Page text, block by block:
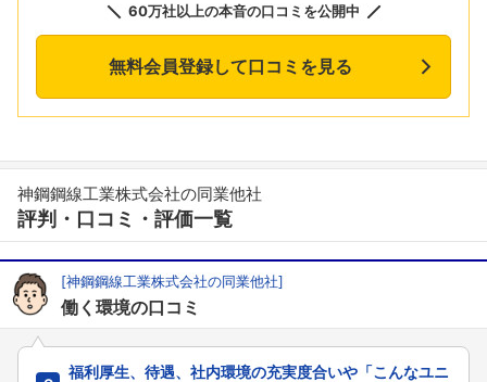
60万社以上の本音の口コミを公開中
無料会員登録して口コミを見る
神鋼鋼線工業株式会社の同業他社
評判・口コミ・評価一覧
[神鋼鋼線工業株式会社の同業他社]
働く環境の口コミ
福利厚生、待遇、社内環境の充実度合いや「こんなユニ